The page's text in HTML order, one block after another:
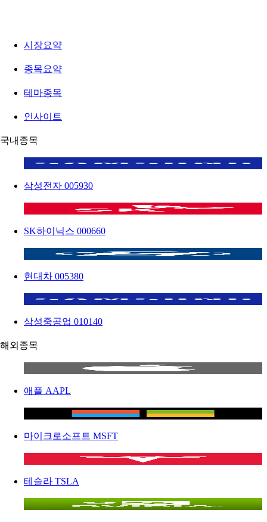
시장요약
종목요약
테마종목
인사이트
국내종목
삼성전자 005930
SK하이닉스 000660
현대차 005380
삼성중공업 010140
해외종목
애플 AAPL
마이크로소프트 MSFT
테슬라 TSLA